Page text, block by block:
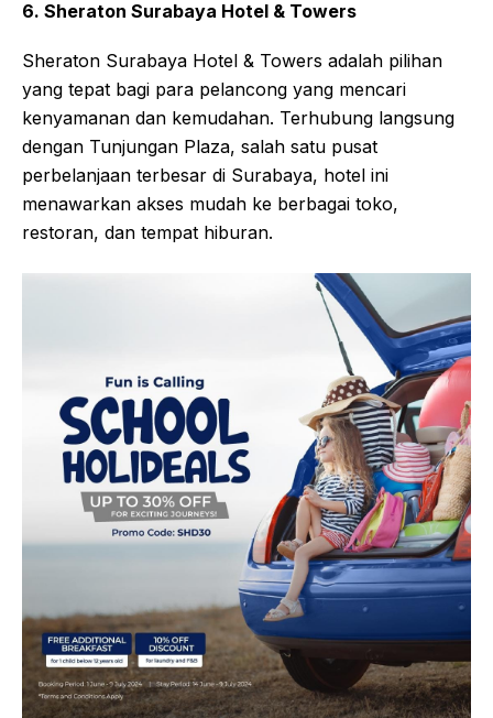
Kamar-kamar di Bumi Surabaya City Resort
dilengkapi dengan fasilitas modern. Hotel ini juga
memiliki berbagai fasilitas, seperti kolam renang, spa,
pusat kebugaran, dan beberapa restoran yang
menyajikan hidangan lezat. Lokasinya yang strategis,
dekat dengan pusat perbelanjaan dan tempat wisata,
menjadikan Bumi Surabaya City Resort pilihan yang
ideal untuk liburan keluarga atau perjalanan bisnis.
6. Sheraton Surabaya Hotel & Towers
Sheraton Surabaya Hotel & Towers adalah pilihan
yang tepat bagi para pelancong yang mencari
kenyamanan dan kemudahan. Terhubung langsung
dengan Tunjungan Plaza, salah satu pusat
perbelanjaan terbesar di Surabaya, hotel ini
menawarkan akses mudah ke berbagai toko,
restoran, dan tempat hiburan.